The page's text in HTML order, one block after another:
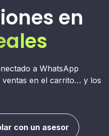
en
a WhatsApp
ventas en el carrito… y los
con un asesor